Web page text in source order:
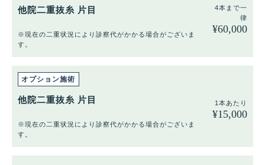
他院二重抜糸 片目
※現在の二重状況により診察代がかかる場合がございま
す。
4本まで一
律
¥60,000
他院二重抜糸 片目
※現在の二重状況により診察代がかかる場合がございま
す。
1本あたり
¥15,000